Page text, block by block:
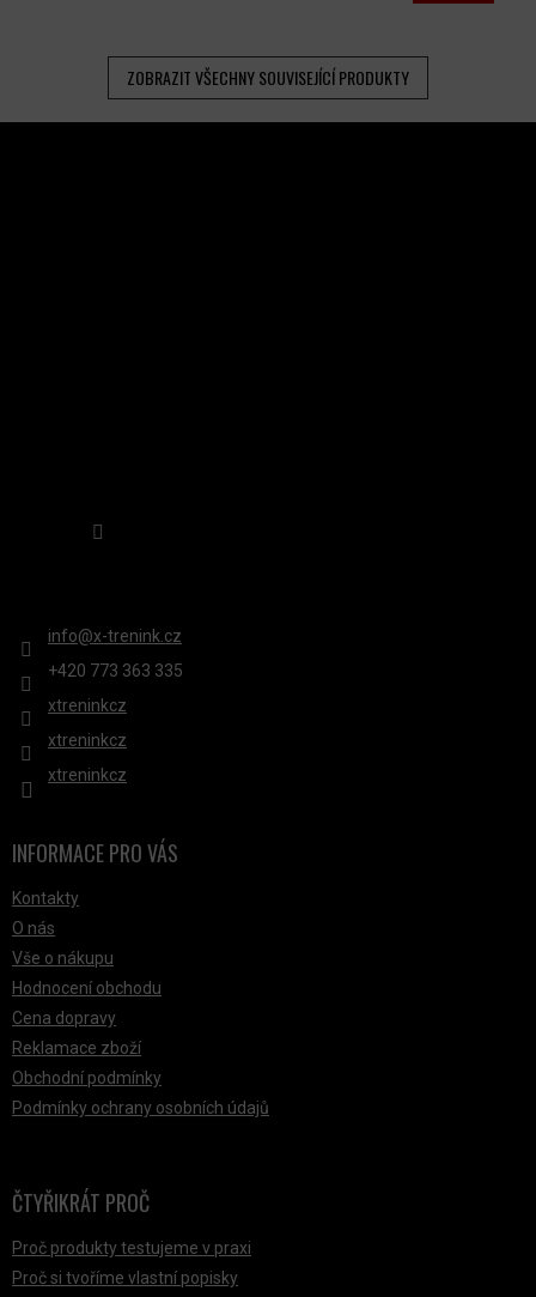
ZOBRAZIT VŠECHNY SOUVISEJÍCÍ PRODUKTY
Z
info@x-trenink.cz
+420 ‭773 363 335
xtreninkcz
xtreninkcz
xtreninkcz
INFORMACE PRO VÁS
Kontakty
O nás
Vše o nákupu
Hodnocení obchodu
Cena dopravy
Reklamace zboží
Obchodní podmínky
Podmínky ochrany osobních údajů
ČTYŘIKRÁT PROČ
Proč produkty testujeme v praxi
Proč si tvoříme vlastní popisky